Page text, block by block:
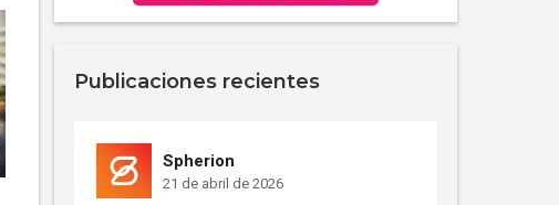
Publicaciones recientes
Spherion
21 de abril de 2026